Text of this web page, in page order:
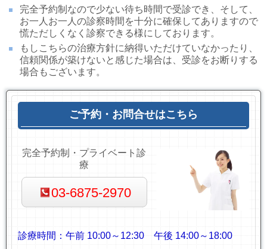
完全予約制なので少ない待ち時間で受診でき、そして、
お一人お一人の診察時間を十分に確保してありますので
慌ただしくなく診察できる様にしております。
もしこちらの治療方針に納得いただけていなかったり、
信頼関係が築けないと感じた場合は、受診をお断りする
場合もございます。
ご予約・お問合せはこちら
完全予約制・プライベート診
療
03-6875-2970
診療時間： 午前 10:00～12:30 午後 14:00～18:00